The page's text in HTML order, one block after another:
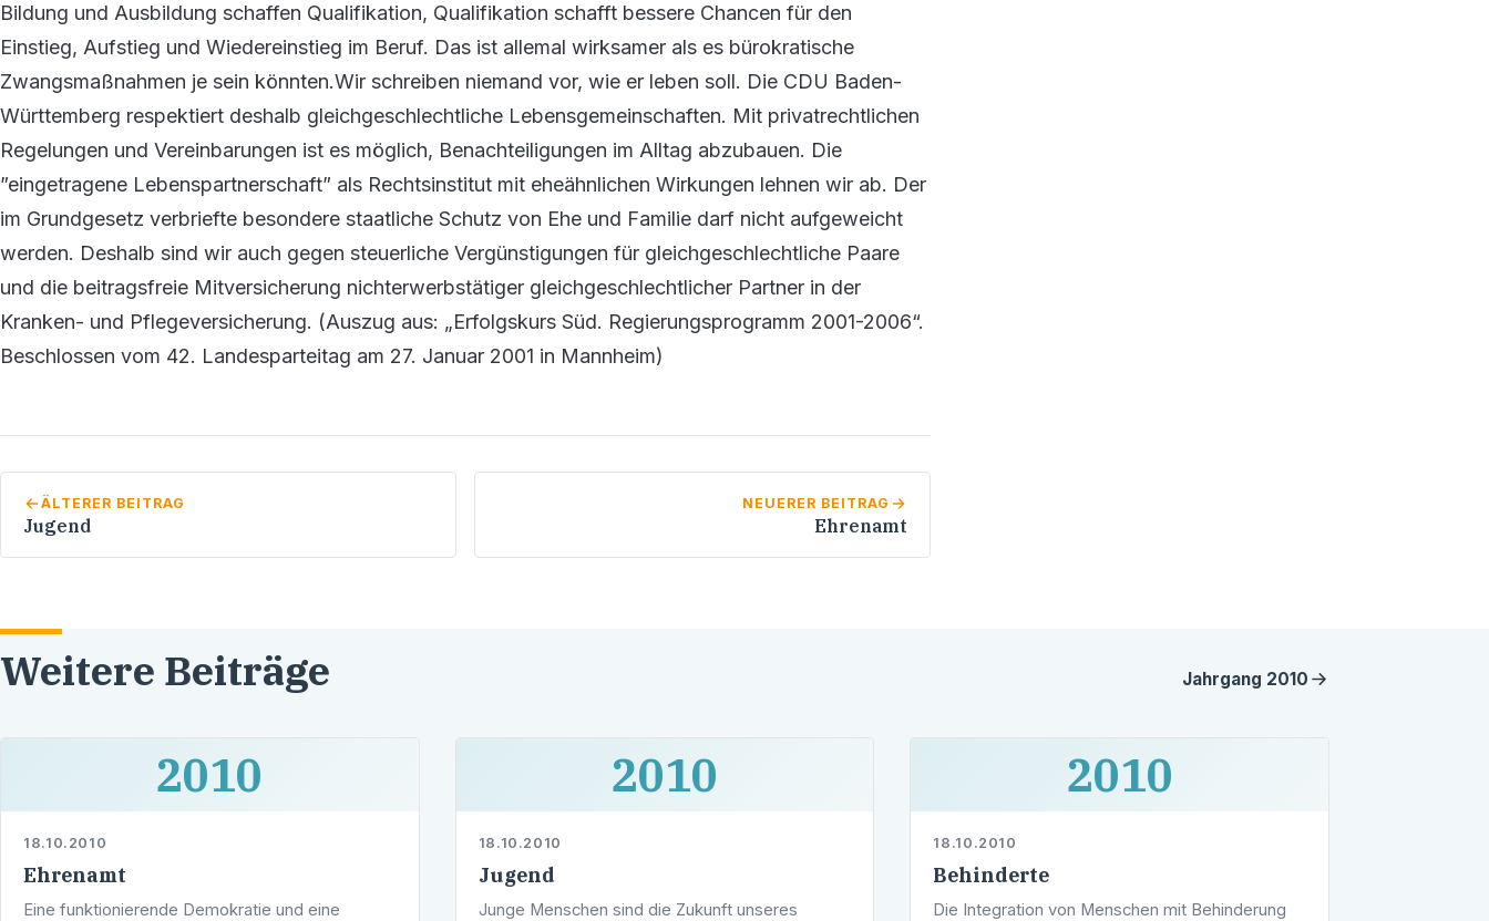
Bildung und Ausbildung schaffen Qualifikation, Qualifikation schafft bessere Chancen für den
Einstieg, Aufstieg und Wiedereinstieg im Beruf. Das ist allemal wirksamer als es bürokratische
Zwangsmaßnahmen je sein könnten.Wir schreiben niemand vor, wie er leben soll. Die CDU Baden-
Württemberg respektiert deshalb gleichgeschlechtliche Lebensgemeinschaften. Mit privatrechtlichen
Regelungen und Vereinbarungen ist es möglich, Benachteiligungen im Alltag abzubauen. Die
”eingetragene Lebenspartnerschaft” als Rechtsinstitut mit eheähnlichen Wirkungen lehnen wir ab. Der
im Grundgesetz verbriefte besondere staatliche Schutz von Ehe und Familie darf nicht aufgeweicht
werden. Deshalb sind wir auch gegen steuerliche Vergünstigungen für gleichgeschlechtliche Paare
und die beitragsfreie Mitversicherung nichterwerbstätiger gleichgeschlechtlicher Partner in der
Kranken- und Pflegeversicherung. (Auszug aus: „Erfolgskurs Süd. Regierungsprogramm 2001-2006“.
Beschlossen vom 42. Landesparteitag am 27. Januar 2001 in Mannheim)
ÄLTERER BEITRAG
Jugend
NEUERER BEITRAG
Ehrenamt
Weitere Beiträge Jahrgang 2010
2010
18.10.2010
Ehrenamt
Eine funktionierende Demokratie und eine
2010
18.10.2010
Jugend
Junge Menschen sind die Zukunft unseres
2010
18.10.2010
Behinderte
Die Integration von Menschen mit Behinderung